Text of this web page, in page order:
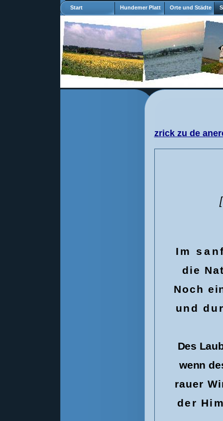
Start Hundemer Platt Orte und Städte
zrick zu de
Im
die
Noch
und
Des
wenn
rauer
der